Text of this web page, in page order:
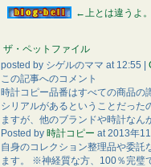
←上とは違うよ
ザ・ペットファイル
posted by シゲルのママ at 12:55
この記事へのコメント
時計コピー品番はすべての商品の
シリアルがあるということだった
ますが、他のブランドや時計なん
Posted by 時計コピー at2013年
自身のコレクション整理品や委託
ます。 ※神経質な方、100％完璧